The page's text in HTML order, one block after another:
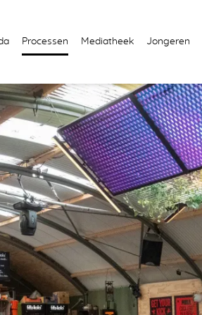
Processen Mediatheek Jongeren